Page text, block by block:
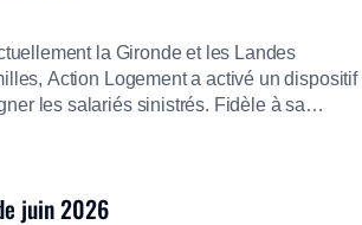
la Gironde et les Landes
Action Logement a activé un dispositif
les salariés sinistrés. Fidèle à sa
juin 2026